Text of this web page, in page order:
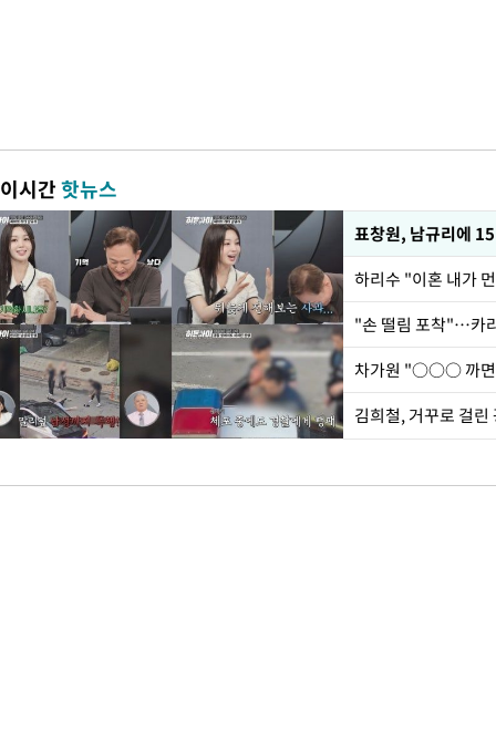
이시간핫뉴스
하리수 "이혼 내가
"손 떨림 포착"…카